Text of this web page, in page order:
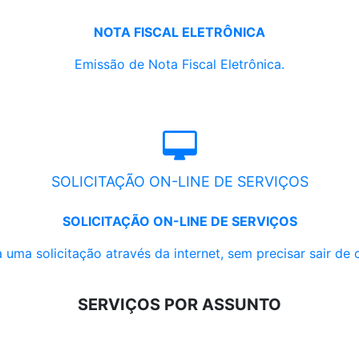
NOTA FISCAL ELETRÔNICA
Emissão de Nota Fiscal Eletrônica.
SOLICITAÇÃO ON-LINE DE SERVIÇOS
SOLICITAÇÃO ON-LINE DE SERVIÇOS
uma solicitação através da internet, sem precisar sair de
SERVIÇOS POR ASSUNTO